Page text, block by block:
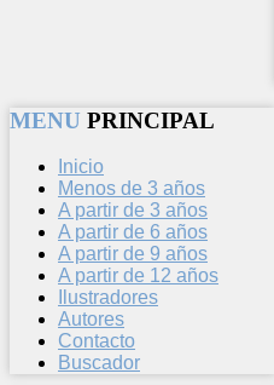
MENU PRINCIPAL
Inicio
Menos de 3 años
A partir de 3 años
A partir de 6 años
A partir de 9 años
A partir de 12 años
Ilustradores
Autores
Contacto
Buscador